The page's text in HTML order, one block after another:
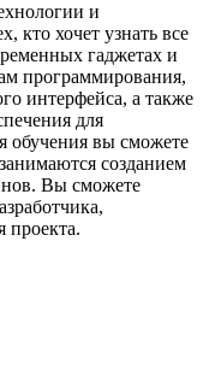
и
кто хочет узнать все
гаджетах и
программирования,
интерфейса, а также
для
обучения вы сможете
созданием
Вы сможете
проекта.